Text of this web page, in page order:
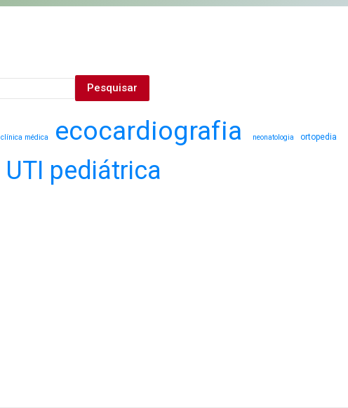
clínica médica ecocardiografia neonatologia ortopedia
UTI pediátrica